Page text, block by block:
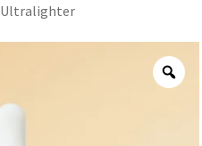
Ultralighter